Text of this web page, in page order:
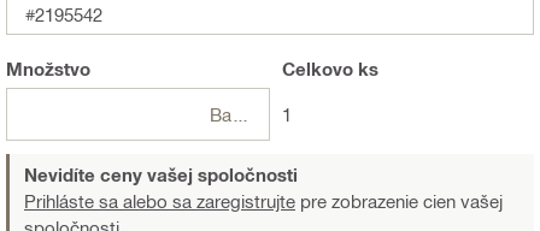
#2195542
Množstvo Celkovo ks
1
Nevidíte ceny vašej spoločnosti
Prihláste sa alebo sa zaregistrujte pre zobrazenie cien vašej